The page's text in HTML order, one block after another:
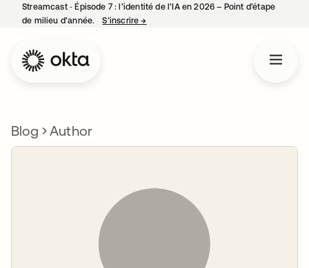
Streamcast ‑ Épisode 7 : l’identité de l’IA en 2026 – Point d’étape
de milieu d’année.
S’inscrire→
Blog Author